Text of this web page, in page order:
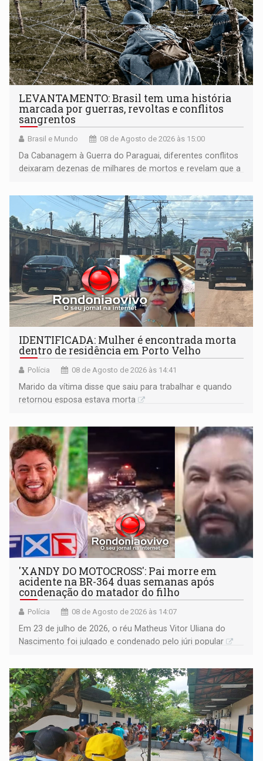
LEVANTAMENTO: Brasil tem uma história
marcada por guerras, revoltas e conflitos
sangrentos
Brasil e Mundo 08 de Agosto de 2026 às 15:00
Da Cabanagem à Guerra do Paraguai, diferentes conflitos
deixaram dezenas de milhares de mortos e revelam que a
territoriais e sociais
IDENTIFICADA: Mulher é encontrada morta
dentro de residência em Porto Velho
Polícia 08 de Agosto de 2026 às 14:41
Marido da vítima disse que saiu para trabalhar e quando
retornou esposa estava morta
'XANDY DO MOTOCROSS': Pai morre em
acidente na BR-364 duas semanas após
condenação do matador do filho
Polícia 08 de Agosto de 2026 às 14:07
Em 23 de julho de 2026, o réu Matheus Vitor Uliana do
Nascimento foi julgado e condenado pelo júri popular